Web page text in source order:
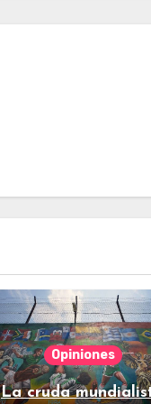
Opiniones
La cruda